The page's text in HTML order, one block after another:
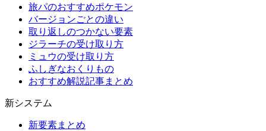
旅パのおすすめポケモン
バージョンごとの違い
取り返しのつかない要素
ジラーチの受け取り方
ミュウの受け取り方
ふしぎなおくりもの
おすすめ解説記事まとめ
新システム
新要素まとめ